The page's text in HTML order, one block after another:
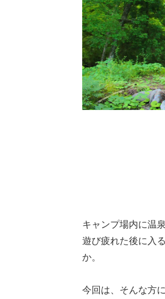
キャンプ場内に温
遊び疲れた後に入
か。
今回は、そんな方